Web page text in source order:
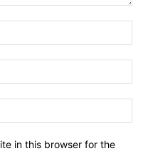
in this browser for the